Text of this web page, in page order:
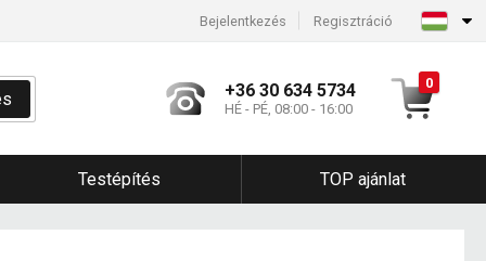
Bejelentkezés Regisztráció
+36 30 634 5734
HÉ - PÉ, 08:00 - 16:00
0
Testépítés TOP ajánlat